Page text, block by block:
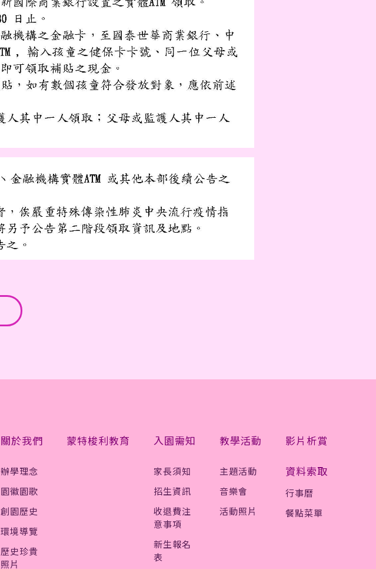
關於我們
辦學理念
園徽園歌
創園歷史
環境導覽
歷史珍貴
照片
蒙特梭利教育 入園需知
家長須知
招生資訊
收退費注
意事項
新生報名
表
教學活動
主題活動
音樂會
活動照片
影片析賞
資料索取
行事曆
餐點菜單